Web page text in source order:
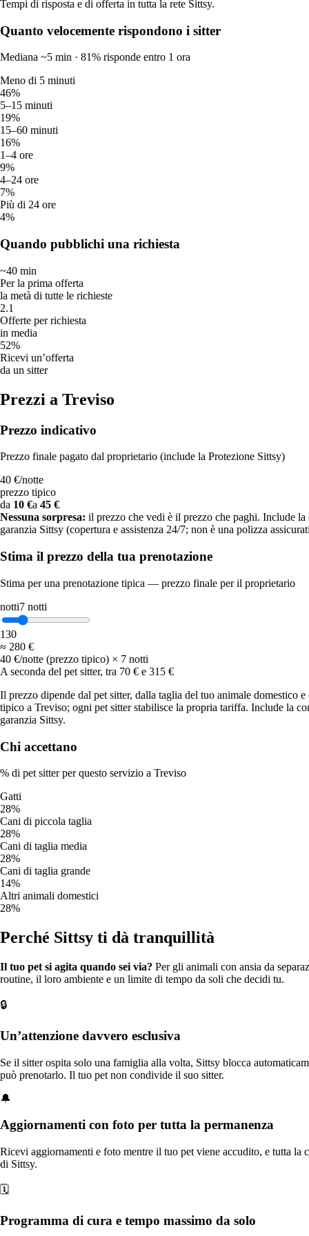
Recensione per Melissa
Pensione per animali a Treviso
Confronta servizi e prezzi di pensione per animali nella tua zona.
🛏️ Pensione per animali
🏠 Pet sitting a domicilio
👋
🚶
🐾 Qualsiasi servizio
🌞
Città vicine
Milan Rome
Bergamo
Vicenza
Domande frequenti su Pensione per animali
Come posso prenotare un pet sitter?
leggi le recensioni e invia una richiesta di prenotazione. Puoi
Sì, tutte le prenotazioni tramite Sittsy sono coperte dal nostro
programma Pet Care Protection, che include assicurazione di
responsabilità civile e assistenza 24/7.
Cosa succede se devo cancellare?
Offriamo politiche di cancellazione flessibili. Controlla la politica di
cancellazione specifica del sitter prima di prenotare e contatta
l’assistenza se hai bisogno di aiuto.
Quanto costa il pet sitting?
I prezzi variano in base alla posizione, al tipo di servizio e
all’esperienza del sitter. Sfoglia i servizi disponibili qui sopra per
vedere le fasce di prezzo attuali nella tua zona.
Italia
Treviso
Diventa pet sitter
Scarica l’app
©
Tempi di risposta e di offerta in tutta la rete Sittsy.
Quanto velocemente rispondono i sitter
Mediana ~5 min · 81% risponde entro 1 ora
Meno di 5 minuti
46%
5–15 minuti
19%
15–60 minuti
16%
1–4 ore
9%
4–24 ore
7%
Più di 24 ore
4%
Quando pubblichi una richiesta
~40 min
Per la prima offerta
la metà di tutte le richieste
2.1
Offerte per richiesta
in media
52%
Ricevi un’offerta
da un sitter
Prezzi a Treviso
Prezzo indicativo
Prezzo finale pagato dal proprietario (include la Protezione Sittsy)
40 €/notte
prezzo tipico
da 10 €a 45 €
Nessuna sorpresa: il prezzo che vedi è il prezzo che paghi. Include
garanzia Sittsy (copertura e assistenza 24/7; non è una polizza
Stima il prezzo della tua prenotazione
Stima per una prenotazione tipica — prezzo finale per il proprietario
notti7 notti
130
≈ 280 €
40 €/notte (prezzo tipico) × 7 notti
A seconda del pet sitter, tra 70 € e 315 €
Il prezzo dipende dal pet sitter, dalla taglia del tuo animale domestico
tipico a Treviso; ogni pet sitter stabilisce la propria tariffa. Include la
garanzia Sittsy.
Chi accettano
% di pet sitter per questo servizio a Treviso
Gatti
28%
Cani di piccola taglia
28%
Cani di taglia media
28%
Cani di taglia grande
14%
Altri animali domestici
28%
Perché Sittsy ti dà tranquillità
Il tuo pet si agita quando sei via? Per gli animali con ansia da
routine, il loro ambiente e un limite di tempo da soli che decidi tu.
🔒
Un’attenzione davvero esclusiva
Se il sitter ospita solo una famiglia alla volta, Sittsy blocca
può prenotarlo. Il tuo pet non condivide il suo sitter.
🔔
Aggiornamenti con foto per tutta la permanenza
Ricevi aggiornamenti e foto mentre il tuo pet viene accudito, e tutta la
di Sittsy.
🗓️
Programma di cura e tempo massimo da solo